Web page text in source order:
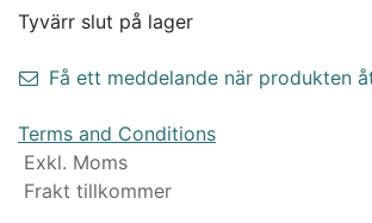
Tyvärr slut på lager
Få ett meddelande när produkten
Terms and Conditions
Exkl. Moms
Frakt tillkommer